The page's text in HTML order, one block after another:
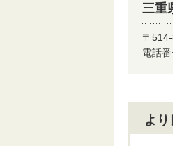
三
〒
電話番
よ